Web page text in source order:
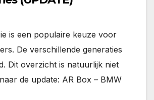
is een populaire keuze voor
De verschillende generaties
Dit overzicht is natuurlijk niet
de update: AR Box – BMW